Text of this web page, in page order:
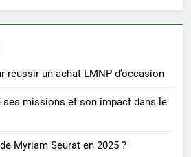
réussir un achat LMNP d’occasion
ses missions et son impact dans le
Myriam Seurat en 2025 ?